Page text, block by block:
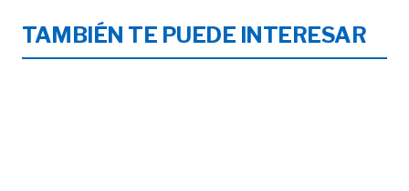
TAMBIÉN TE PUEDE INTERESAR